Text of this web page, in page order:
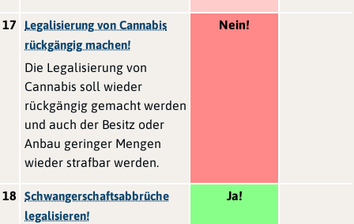
17
Legalisierung von Cannabis
rückgängig machen!
Die Legalisierung von
Cannabis soll wieder
rückgängig gemacht werden
und auch der Besitz oder
Anbau geringer Mengen
wieder strafbar werden.
Nein!
18
Schwangerschaftsabbrüche
legalisieren!
Ja!